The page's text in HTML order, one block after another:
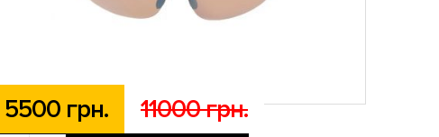
5500 грн. 11000 грн.